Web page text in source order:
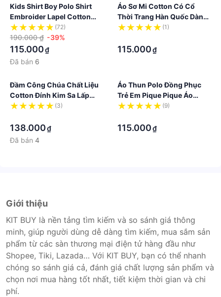
Kids Shirt Boy Polo Shirt
Embroider Lapel Cotton
Children Clothing Korean
Fashion Wear Ready Stock
(72)
190.000 ₫ -39%
115.000₫
Đã bán 6
Áo Sơ Mi Cotton Có Cổ
Thời Trang Hàn Quốc Dành
Cho Bé Trai
(1)
115.000₫
Đầm Công Chúa Chất Liệu
Cotton Đính Kim Sa Lấp
Lánh Thời Trang Cho Bé Gái
(3)
138.000₫
Đã bán 4
Áo Thun Polo Đồng Phục
Trẻ Em Pique Pique Áo
Thun Polo Thoải Mái Phong
(9)
115.000₫
Giới thiệu
KIT BUY là nền tảng tìm kiếm và so sánh giá thông
minh, giúp người dùng dễ dàng tìm kiếm, mua sắm sản
phẩm từ các sàn thương mại điện tử hàng đầu như
Shopee, Tiki, Lazada… Với KIT BUY, bạn có thể nhanh
chóng so sánh giá cả, đánh giá chất lượng sản phẩm và
chọn nơi mua hàng tốt nhất, tiết kiệm thời gian và chi
phí.